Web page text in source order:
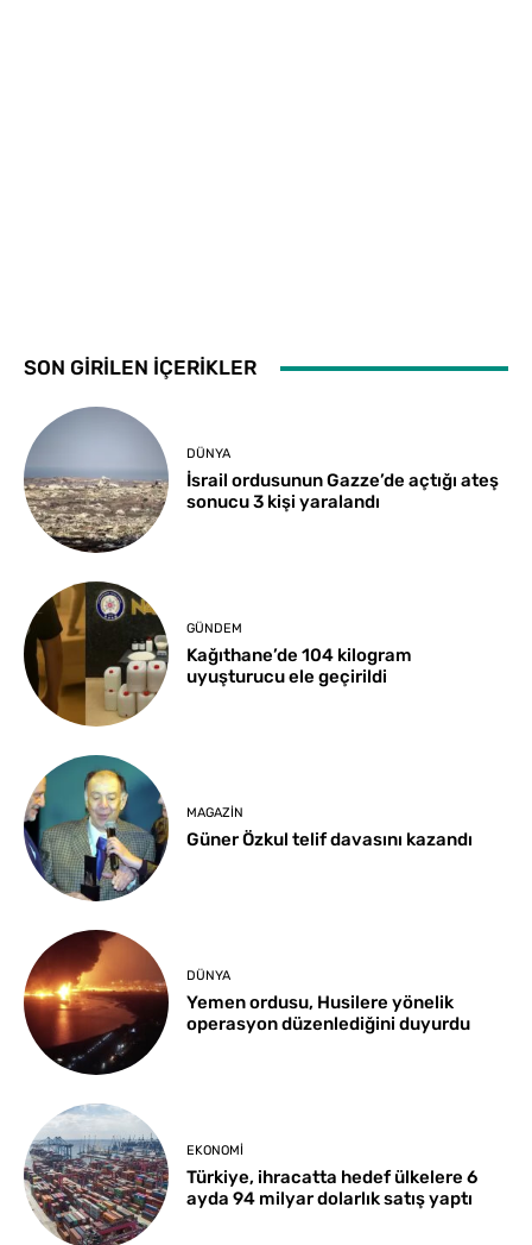
SON GİRİLEN İÇERİKLER
DÜNYA
İsrail ordusunun Gazze’de açtığı ateş
sonucu 3 kişi yaralandı
GÜNDEM
Kağıthane’de 104 kilogram
uyuşturucu ele geçirildi
MAGAZIN
Güner Özkul telif davasını kazandı
DÜNYA
Yemen ordusu, Husilere yönelik
operasyon düzenlediğini duyurdu
EKONOMI
Türkiye, ihracatta hedef ülkelere 6
ayda 94 milyar dolarlık satış yaptı